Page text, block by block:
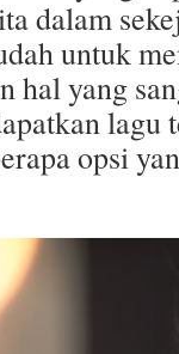
dalam
untuk
hal yang
lagu
opsi